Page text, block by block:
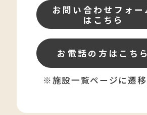
お問い合わせフォー
はこちら
お電話の方はこちら
※施設一覧ページに遷移